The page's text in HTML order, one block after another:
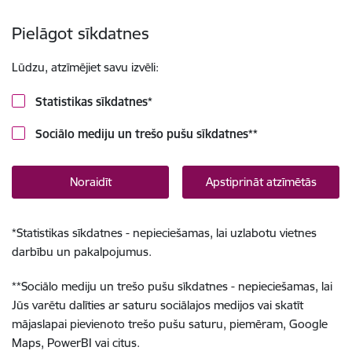
Pielāgot sīkdatnes
Lūdzu, atzīmējiet savu izvēli:
Statistikas sīkdatnes*
Sociālo mediju un trešo pušu sīkdatnes**
Noraidīt Apstiprināt atzīmētās
*Statistikas sīkdatnes - nepieciešamas, lai uzlabotu vietnes
darbību un pakalpojumus.
**Sociālo mediju un trešo pušu sīkdatnes - nepieciešamas, lai
Jūs varētu dalīties ar saturu sociālajos medijos vai skatīt
mājaslapai pievienoto trešo pušu saturu, piemēram, Google
Maps, PowerBI vai citus.